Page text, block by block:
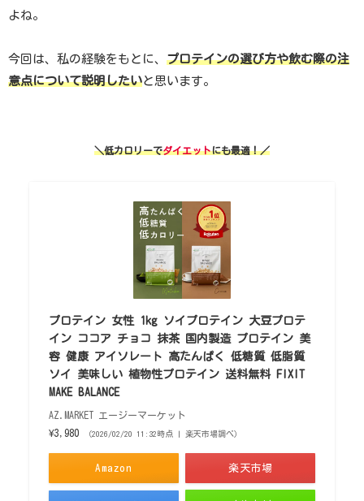
よね。
今回は、私の経験をもとに、 プロテインの選び方や飲む際の注
意点について説明したいと思います。
＼低カロリーでダイエットにも最適！／
プロテイン 女性 1kg ソイプロテイン 大豆プロテ
イン ココア チョコ 抹茶 国内製造 プロテイン 美
容 健康 アイソレート 高たんぱく 低糖質 低脂質
ソイ 美味しい 植物性プロテイン 送料無料 FIXIT
MAKE BALANCE
AZ.MARKET エージーマーケット
¥3,980
（2026/02/20 11:32時点 | 楽天市場調べ）
Amazon 楽天市場